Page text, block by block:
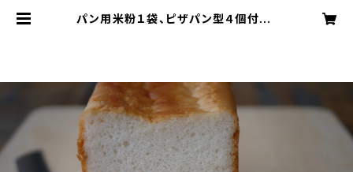
パン用米粉１袋、ピザパン型４個付き！